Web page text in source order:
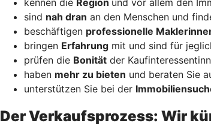
sind nah dran an den Menschen und
beschäftigen professionelle
bringen Erfahrung mit und sind für
prüfen die Bonität der
haben mehr zu bieten und beraten Sie
unterstützen Sie bei der
Der Verkaufsprozess: Wir